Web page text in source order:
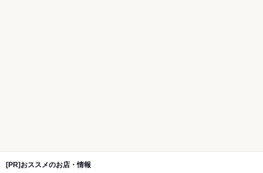
[PR]おススメのお店・情報